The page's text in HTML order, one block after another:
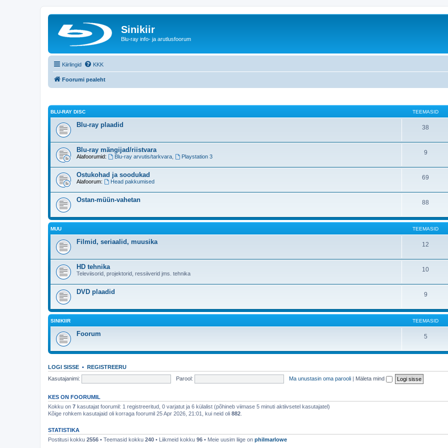
Sinikiir
Blu-ray info- ja arutlusfoorum
Kiirlingid KKK
Foorumi pealeht
BLU-RAY DISC TEEMASID
Blu-ray plaadid 38
Blu-ray mängijad/riistvara
Alafoorumid: Blu-ray arvutis/tarkvara, Playstation 3
9
Ostukohad ja soodukad
Alafoorum: Head pakkumised
69
Ostan-müün-vahetan 88
MUU TEEMASID
Filmid, seriaalid, muusika 12
HD tehnika
Televiisorid, projektorid, ressiiverid jms. tehnika
10
DVD plaadid 9
SINIKIIR TEEMASID
Foorum 5
LOGI SISSE • REGISTREERU
Kasutajanimi:
Parool: Ma unustasin oma parooli | Mäleta mind
KES ON FOORUMIL
Kokku on 7 kasutajat foorumil: 1 registreeritud, 0 varjatut ja 6 külalist (põhineb viimase 5 minuti aktiivsetel kasutajatel)
Kõige rohkem kasutajaid oli korraga foorumil 25 Apr 2026, 21:01, kui neid oli 882
STATISTIKA
Postitusi kokku 2556 • Teemasid kokku 240 • Liikmeid kokku 96 • Meie uusim liige on philmarlowe